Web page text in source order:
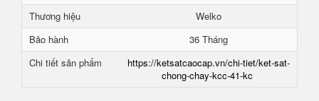
Thương hiệu
Welko
Bảo hành
36 Tháng
Chi tiết sản phẩm
https://ketsatcaocap.vn/chi-tiet/ket-sat-
chong-chay-kcc-41-kc